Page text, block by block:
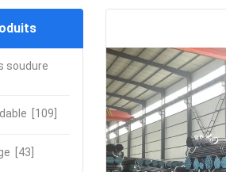
soudure
[109]
[43]